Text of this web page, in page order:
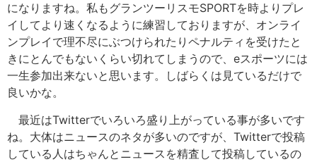
になりますね。私もグランツーリスモSPORTを時よりプレ
イしてより速くなるように練習しておりますが、オンライ
ンプレイで理不尽にぶつけられたりペナルティを受けたと
きにとんでもないくらい切れてしまうので、eスポーツには
一生参加出来ないと思います。しばらくは見ているだけで
良いかな。
最近はTwitterでいろいろ盛り上がっている事が多いです
ね。大体はニュースのネタが多いのですが、Twitterで投稿
している人はちゃんとニュースを精査して投稿しているの